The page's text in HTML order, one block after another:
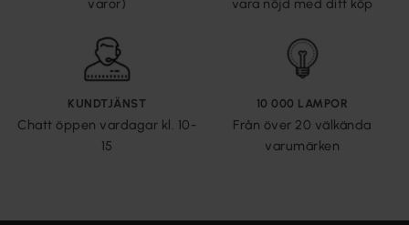
KUNDTJÄNST
Chatt öppen vardagar kl. 10-
15
10 000 LAMPOR
Från över 20 välkända
varumärken